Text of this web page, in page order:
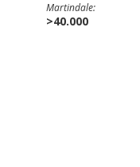
Martindale:
>40.000